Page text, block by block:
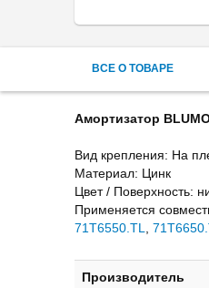
ВСЕ О ТОВАРЕ
Амортизатор
Вид крепления: На
Maтeриaл: Цинк
Цвет / Поверхность:
Применяется
71T6550.TL
Производитель